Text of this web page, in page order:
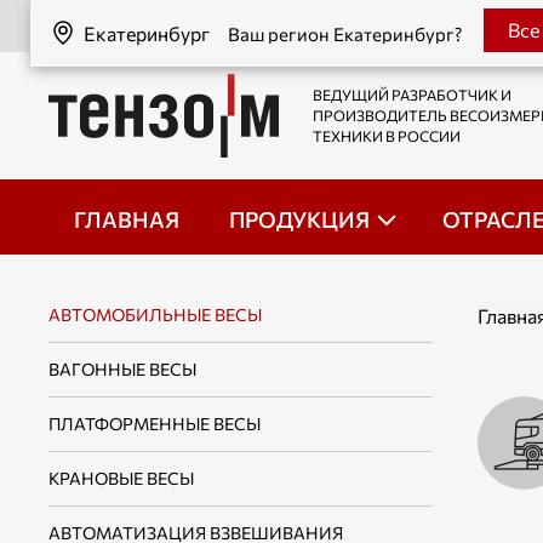
Екатеринбург Ваш регион Екатеринбург?
Екатеринбург
ВЕДУЩИЙ РАЗРАБОТЧИК И
ПРОИЗВОДИТЕЛЬ
ТЕХНИКИ В РОССИИ
ГЛАВНАЯ ПРОДУКЦИЯ
АВТОМОБИЛЬНЫЕ ВЕСЫ
ВАГОННЫЕ ВЕСЫ
ПЛАТФОРМЕННЫЕ ВЕСЫ
КРАНОВЫЕ ВЕСЫ
АВТОМАТИЗАЦИЯ ВЗВЕШИВАНИЯ